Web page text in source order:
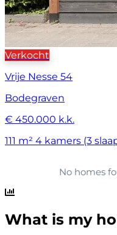
Verkocht
Vrije Nesse 54
Bodegraven
€ 450.000 k.k.
111 m² 4 kamers (3
No homes
What is my